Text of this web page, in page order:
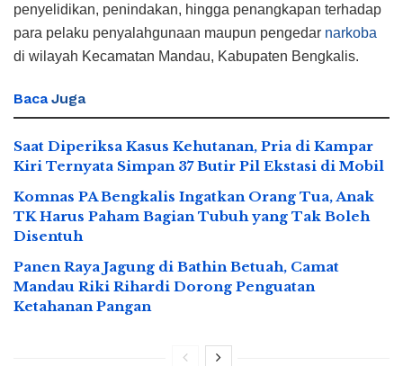
penyelidikan, penindakan, hingga penangkapan terhadap
para pelaku penyalahgunaan maupun pengedar narkoba
di wilayah Kecamatan Mandau, Kabupaten Bengkalis.
Baca Juga
Saat Diperiksa Kasus Kehutanan, Pria di Kampar
Kiri Ternyata Simpan 37 Butir Pil Ekstasi di Mobil
Komnas PA Bengkalis Ingatkan Orang Tua, Anak
TK Harus Paham Bagian Tubuh yang Tak Boleh
Disentuh
Panen Raya Jagung di Bathin Betuah, Camat
Mandau Riki Rihardi Dorong Penguatan
Ketahanan Pangan